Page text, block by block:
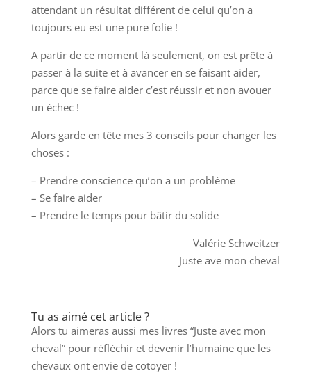
attendant un résultat différent de celui qu’on a
toujours eu est une pure folie !
A partir de ce moment là seulement, on est prête à
passer à la suite et à avancer en se faisant aider,
parce que se faire aider c’est réussir et non avouer
un échec !
Alors garde en tête mes 3 conseils pour changer les
choses :
– Prendre conscience qu’on a un problème
– Se faire aider
– Prendre le temps pour bâtir du solide
Valérie Schweitzer
Juste ave mon cheval
Tu as aimé cet article ?
Alors tu aimeras aussi mes livres “Juste avec mon
cheval” pour réfléchir et devenir l’humaine que les
chevaux ont envie de cotoyer !